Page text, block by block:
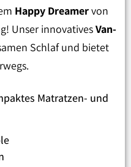
Happy Dreamervon
Unser innovativesVan-
Schlaf und bietet
Matratzen- und